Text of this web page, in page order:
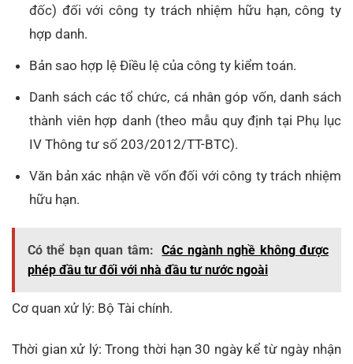
đốc) đối với công ty trách nhiệm hữu hạn, công ty
hợp danh.
Bản sao hợp lệ Điều lệ của công ty kiểm toán.
Danh sách các tổ chức, cá nhân góp vốn, danh sách
thành viên hợp danh (theo mẫu quy định tại Phụ lục
IV Thông tư số 203/2012/TT-BTC).
Văn bản xác nhận về vốn đối với công ty trách nhiệm
hữu hạn.
Có thể bạn quan tâm:
Các ngành nghề không được
phép đầu tư đối với nhà đầu tư nước ngoài
Cơ quan xử lý: Bộ Tài chính.
Thời gian xử lý: Trong thời hạn 30 ngày kể từ ngày nhận